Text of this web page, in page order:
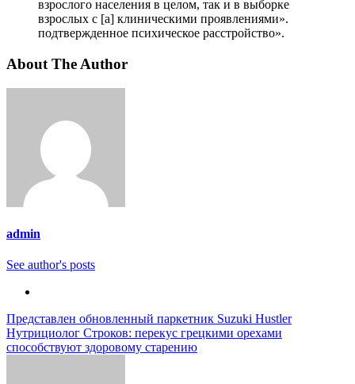
взрослого населения в целом, так и в выборке
взрослых с [а] клиническими проявлениями».
подтвержденное психическое расстройство».
About The Author
admin
See author's posts
Навигация
по
Представлен обновленный паркетник Suzuki Hustler
Нутрициолог Строков: перекус грецкими орехами
способствуют здоровому старению